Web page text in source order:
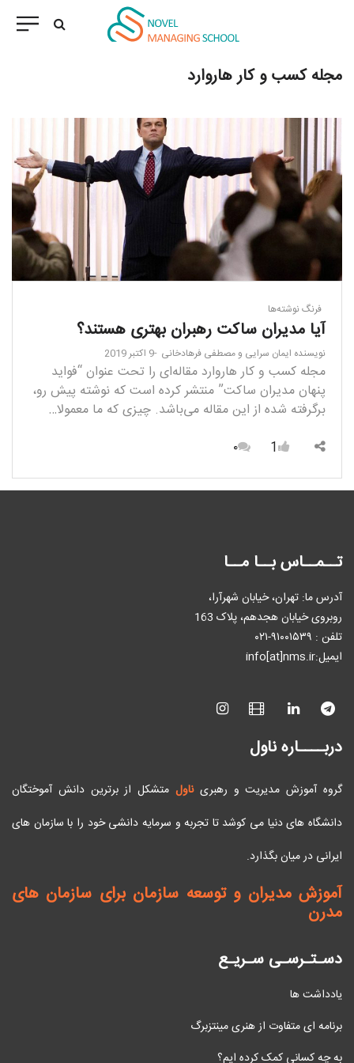
مجله کسب و کار هاروارد
فرنگ نوشته‌ها
آیا مدیران ساکت رهبران بهتری هستند؟
نویسنده ایمان سرایی و مصطفی فرهادخانی 9 اکتبر 2019
مجله کسب و کار هاروارد مقاله‌ای را تحت عنوان “فواید
پنهان مدیران ساکت” منتشر کرده است که نوشته پیش رو،
برگرفته شده از این مقاله می‌باشد. چیزی که ما معمولا…
1
۰
تــمــاس بــا مــا
آدرس ما: تهران، خیابان شهرآرا،
روبروی خیابان هجدهم، پلاک 163
تلفن : ٩۱۰۰۱۵۳۹-۰۲۱
ایمیل:info[at]nms.ir
دربــــاره ناول
گروه آموزش مدیریت و رهبریناول متشکل از برترین دانش آموختگان
دانشگاه های دنیا می کوشد تا تجربه و سرمایه دانشی خود را با سازمان های
ایرانی در میان بگذارد.
آموزش مدیران و توسعه سازمان برای سازمان های
مدرن
دسـتـرسـی سـریـع
یادداشت ها
برنامه ای متفاوت از هنری مینتزبرگ
به چه کسانی کمک کرده ایم؟